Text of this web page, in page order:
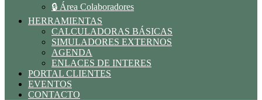
🔒 Área Colaboradores
HERRAMIENTAS
CALCULADORAS BÁSICAS
SIMULADORES EXTERNOS
AGENDA
ENLACES DE INTERES
PORTAL CLIENTES
EVENTOS
CONTACTO